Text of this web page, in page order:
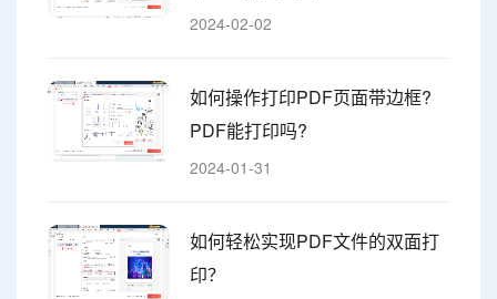
2024-02-02
如何操作打印PDF页面带边框?
PDF能打印吗?
2024-01-31
如何轻松实现PDF文件的双面打
印？